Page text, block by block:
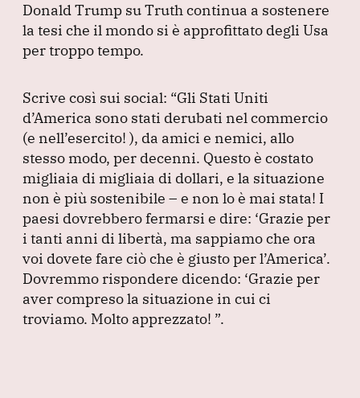
c
e
o
o
k
k
e
n
at
s
p
p
e
gr
m
ai
l
Donald Trump su Truth continua a sostenere
la tesi che il mondo si è approfittato degli Usa
per troppo tempo.
Scrive così sui social: “Gli Stati Uniti
d’America sono stati derubati nel commercio
(e nell’esercito! ), da amici e nemici, allo
stesso modo, per decenni. Questo è costato
migliaia di migliaia di dollari, e la situazione
non è più sostenibile – e non lo è mai stata! I
paesi dovrebbero fermarsi e dire: ‘Grazie per
i tanti anni di libertà, ma sappiamo che ora
voi dovete fare ciò che è giusto per l’America’.
Dovremmo rispondere dicendo: ‘Grazie per
aver compreso la situazione in cui ci
troviamo. Molto apprezzato! ”.